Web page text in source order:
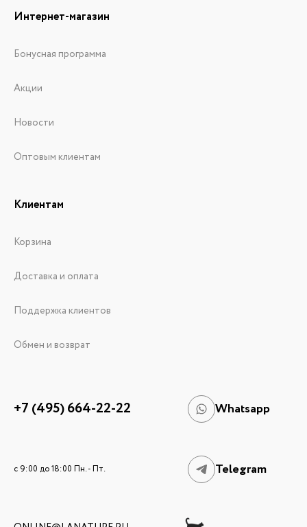
Интернет-магазин
Бонусная программа
Акции
Новости
Оптовым клиентам
Клиентам
Корзина
Доставка и оплата
Поддержка клиентов
Обмен и возврат
+7 (495) 664-22-22 Whatsapp
c 9:00 до 18:00 Пн. - Пт. Telegram